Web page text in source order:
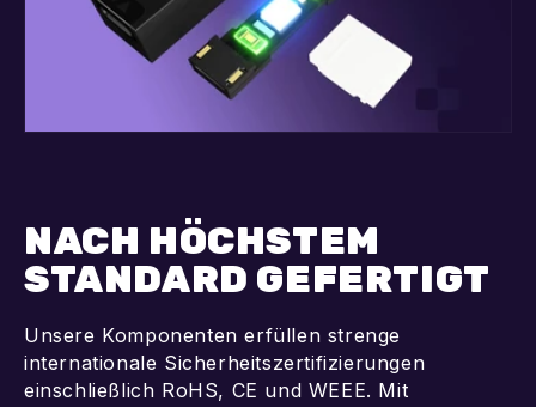
NACH HÖCHSTEM
STANDARD GEFERTIGT
Unsere Komponenten erfüllen strenge
internationale Sicherheitszertifizierungen
einschließlich RoHS, CE und WEEE. Mit